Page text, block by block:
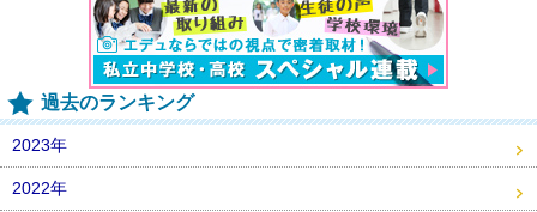
過去のランキング
2023年
2022年